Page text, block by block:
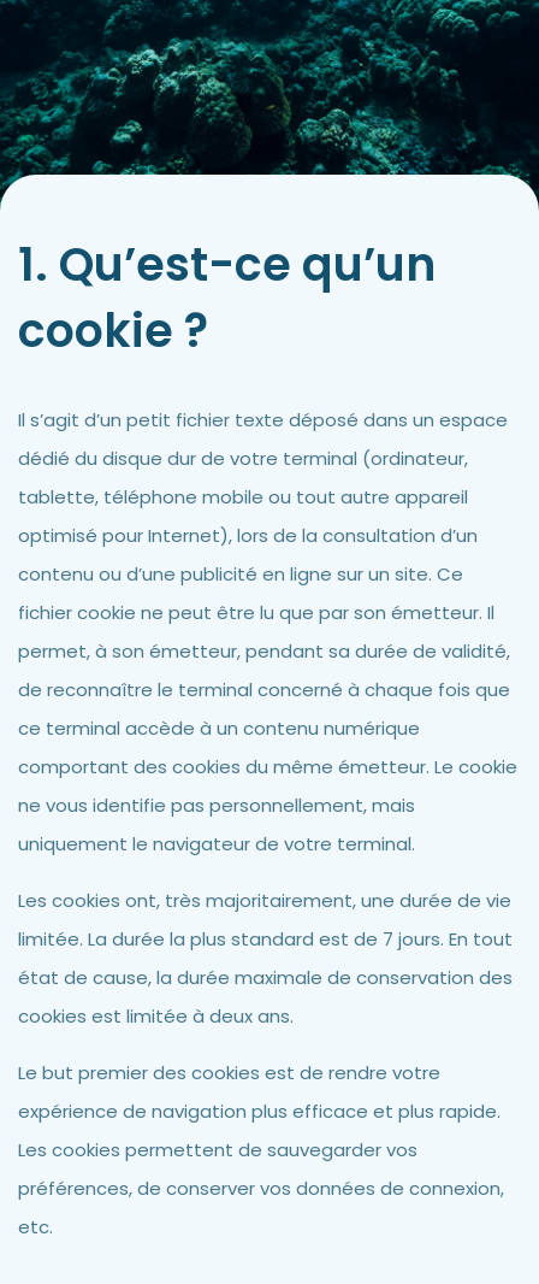
La plongée technique
La plongée adaptée
L'audiovisuel
Les sciences
La médecine
Contact
1. Qu’est-ce qu’un
cookie ?
Il s’agit d’un petit fichier texte déposé dans un espace
dédié du disque dur de votre terminal (ordinateur,
tablette, téléphone mobile ou tout autre appareil
optimisé pour Internet), lors de la consultation d’un
contenu ou d’une publicité en ligne sur un site. Ce
fichier cookie ne peut être lu que par son émetteur. Il
permet, à son émetteur, pendant sa durée de validité,
de reconnaître le terminal concerné à chaque fois que
ce terminal accède à un contenu numérique
comportant des cookies du même émetteur. Le cookie
ne vous identifie pas personnellement, mais
uniquement le navigateur de votre terminal.
Les cookies ont, très majoritairement, une durée de vie
limitée. La durée la plus standard est de 7 jours. En tout
état de cause, la durée maximale de conservation des
cookies est limitée à deux ans.
Le but premier des cookies est de rendre votre
expérience de navigation plus efficace et plus rapide.
Les cookies permettent de sauvegarder vos
préférences, de conserver vos données de connexion,
etc.